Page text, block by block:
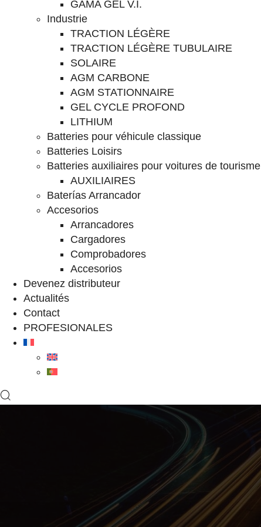
GAMA GEL V.I.
Industrie
TRACTION LÉGÈRE
TRACTION LÉGÈRE TUBULAIRE
SOLAIRE
AGM CARBONE
AGM STATIONNAIRE
GEL CYCLE PROFOND
LITHIUM
Batteries pour véhicule classique
Batteries Loisirs
Batteries auxiliaires pour voitures de tourisme
AUXILIAIRES
Baterías Arrancador
Accesorios
Arrancadores
Cargadores
Comprobadores
Accesorios
Devenez distributeur
Actualités
Contact
PROFESIONALES